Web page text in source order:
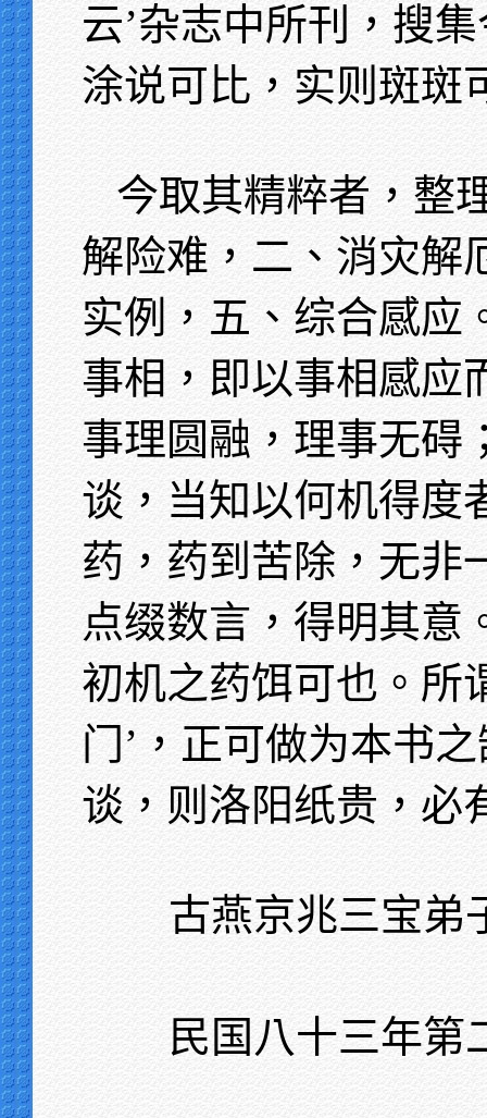
云’杂志中所刊，搜
涂说可比，实则斑斑
今取其精粹者，整
解险难，二、消灾解
实例，五、综合感应
事相，即以事相感应
事理圆融，理事无碍
谈，当知以何机得度
药，药到苦除，无非
点缀数言，得明其意
初机之药饵可也。所
门’，正可做为本书
谈，则洛阳纸贵，必
古燕京兆三宝弟
民国八十三年第